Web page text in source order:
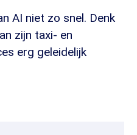
AI niet zo snel. Denk
zijn taxi- en
erg geleidelijk